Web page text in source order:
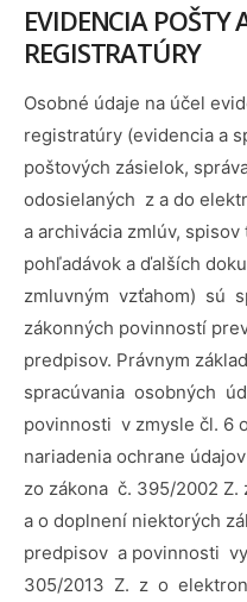
EVIDENCIA POŠTY
REGISTRATÚRY
Osobné údaje na účel
registratúry (evidencia a
poštových zásielok,
odosielaných z a do
a archivácia zmlúv,
pohľadávok a ďalších
zmluvným vzťahom) sú
zákonných povinností
predpisov. Právnym
spracúvania osobných
povinnosti v zmysle čl. 6
nariadenia ochrane
zo zákona č. 395/2002 Z.
a o doplnení niektorých
predpisov a povinnosti
305/2013 Z. z o